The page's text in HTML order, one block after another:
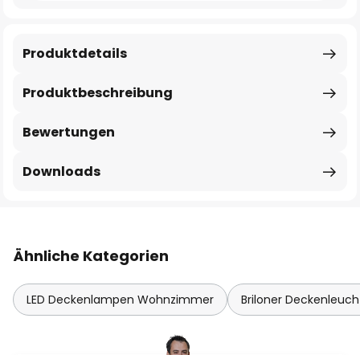
Produktbeschreibung
Produktdetails
Bewertungen
Downloads
Ähnliche Kategorien
LED Deckenlampen Wohnzimmer Briloner